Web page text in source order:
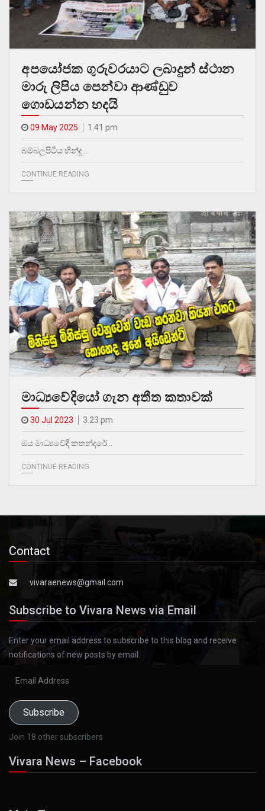
අපයෝජක ගුරුවරයාට ලබාදුන් ස්ථාන
මාරු ලිපිය පෙන්වා ආණ්ඩුව
ගොඩයන්න හදයි
09 May 2025 1.41 pm
බම්බලපිටිය හින්දු…
CONTINUE READING
මාධ්‍යවේදියෝ ගැන අතීත කතාවක්
30 Jul 2023 3.23 pm
ඔය මාධ්‍යවේදී කතන්දරේ…
CONTINUE READING
Contact
vivaraenews@gmail.com
Subscribe to Vivara News via Email
Enter your email address to subscribe to this blog and receive
notifications of new posts by email.
Subscribe
Join 18 other subscribers
Vivara News – Facebook